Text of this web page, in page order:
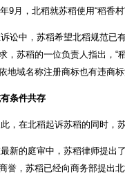
9月，北稻就苏稻使用“稻香
讼中，苏稻希望北稻规范已有
，苏稻的一位负责人指出，“
地域名称注册商标也有违商
条件共存
，在北稻起诉苏稻的同时，
新的庭审中，苏稻律师提出了
誉，苏稻已经向商务部提出